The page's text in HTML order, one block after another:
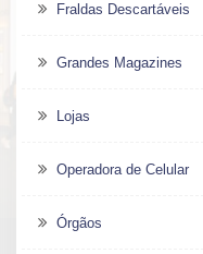
Fraldas Descartáveis
Grandes Magazines
Lojas
Operadora de Celular
Órgãos